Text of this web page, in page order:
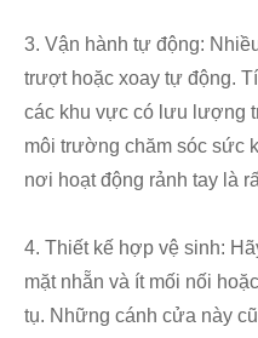
3. Vận hành tự động:
trượt hoặc xoay tự động.
các khu vực có lưu lượng
môi trường chăm sóc sức
nơi hoạt động rảnh tay là
4. Thiết kế hợp vệ sinh:
mặt nhẵn và ít mối nối
tụ. Những cánh cửa này